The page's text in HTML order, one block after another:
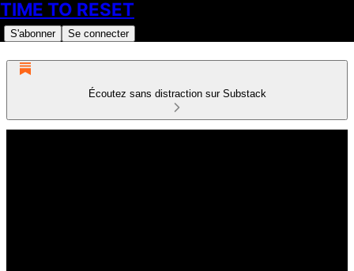
TIME TO RESET
S'abonner Se connecter
Écoutez sans distraction sur Substack